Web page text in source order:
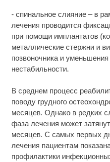
- спинальное слияние – в
лечения проводится
при помощи имплантатов
металлические стержни и
позвоночника и
нестабильности.
В среднем процесс
поводу грудного
месяцев. Однако в редких
фаза лечения может
месяцев. С самых первых
лечения пациентам
профилактики